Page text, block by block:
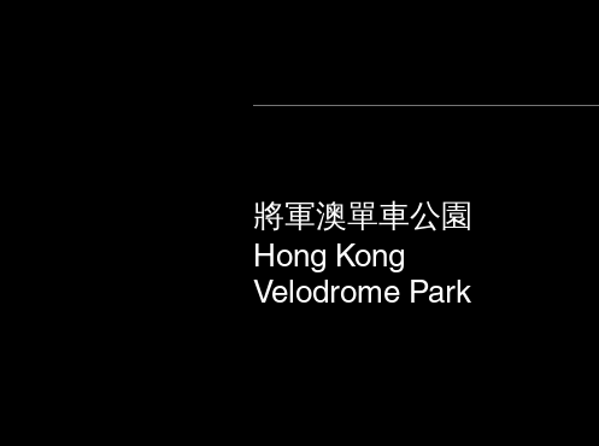
將軍澳單車公園
Hong Kong
Velodrome Park